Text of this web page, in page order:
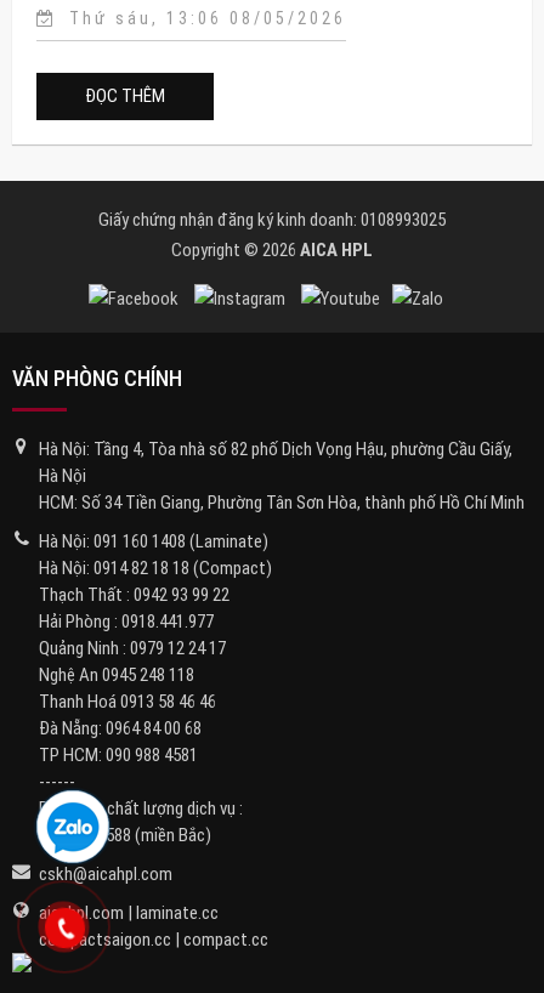
CỦA THIẾT KẾ CAO CẤP
Thứ sáu, 13:06 08/05/2026
ĐỌC THÊM
Giấy chứng nhận đăng ký kinh doanh: 0108993025
Copyright © 2026 AICA HPL
VĂN PHÒNG CHÍNH
Hà Nội: Tầng 4, Tòa nhà số 82 phố Dịch Vọng Hậu, phường Cầu Giấy,
Hà Nội
HCM: Số 34 Tiền Giang, Phường Tân Sơn Hòa, thành phố Hồ Chí Minh
Hà Nội: 091 160 1408 (Laminate)
Hà Nội: 0914 82 18 18 (Compact)
Thạch Thất : 0942 93 99 22
Hải Phòng : 0918.441.977
Quảng Ninh : 0979 12 24 17
Nghệ An 0945 248 118
Thanh Hoá0913 58 46 46
Đà Nẵng: 0964 84 00 68
TP HCM: 090 988 4581
------
Phản ánh chất lượng dịch vụ :
091 975 5588 (miền Bắc)
cskh@aicahpl.com
aicahpl.com | laminate.cc
compactsaigon.cc | compact.cc